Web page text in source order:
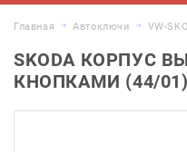
Главная Автоключи VW-
SKODA КОРПУС
КНОПКАМИ (44/